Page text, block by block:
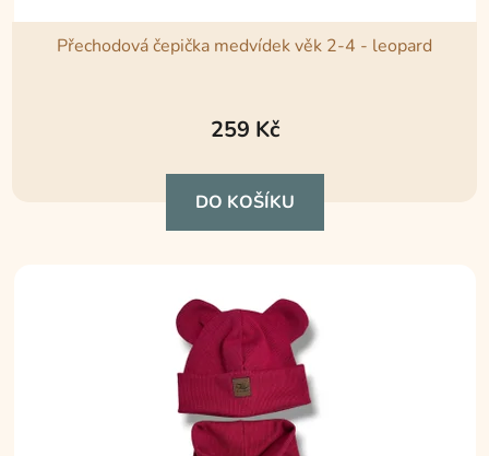
Přechodová čepička medvídek věk 2-4 - leopard
259 Kč
DO KOŠÍKU